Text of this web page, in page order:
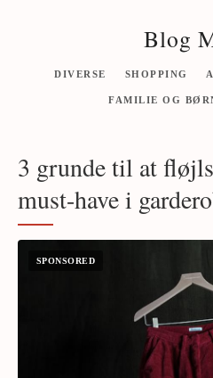
Blog
DIVERSE SHOPPING
FAMILIE OG
3 grunde til at
must-have i